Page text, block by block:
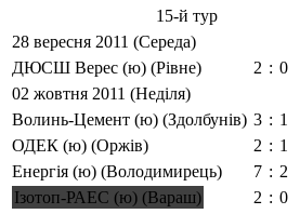
15-й тур
28 вересня 2011 (Середа)
ДЮСШ Верес (ю) (Рівне)
2 : 0
02 жовтня 2011 (Неділя)
Волинь-Цемент (ю) (Здолбунів) 3 : 1
ОДЕК (ю) (Оржів)
2 : 1
Енергія (ю) (Володимирець)
7 : 2
Ізотоп-РАЕС (ю) (Вараш)
2 : 0